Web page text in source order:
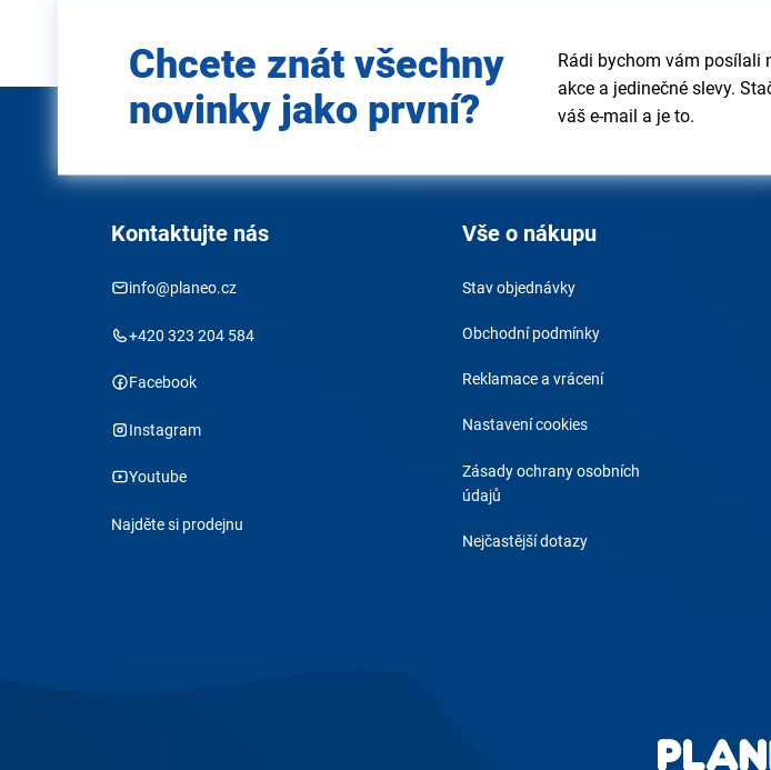
e-mail
Chcete znát všechny
novinky jako první?
Rádi bychom vám posílali
akce a jedinečné slevy.
váš e-mail a je to.
Kontaktujte nás
info@planeo.cz
+420 323 204 584
Facebook
Instagram
Youtube
Najděte si prodejnu
Vše o nákupu
Stav objednávky
Obchodní podmínky
Reklamace a vrácení
Nastavení cookies
Zásady ochrany osobních
údajů
Nejčastější dotazy